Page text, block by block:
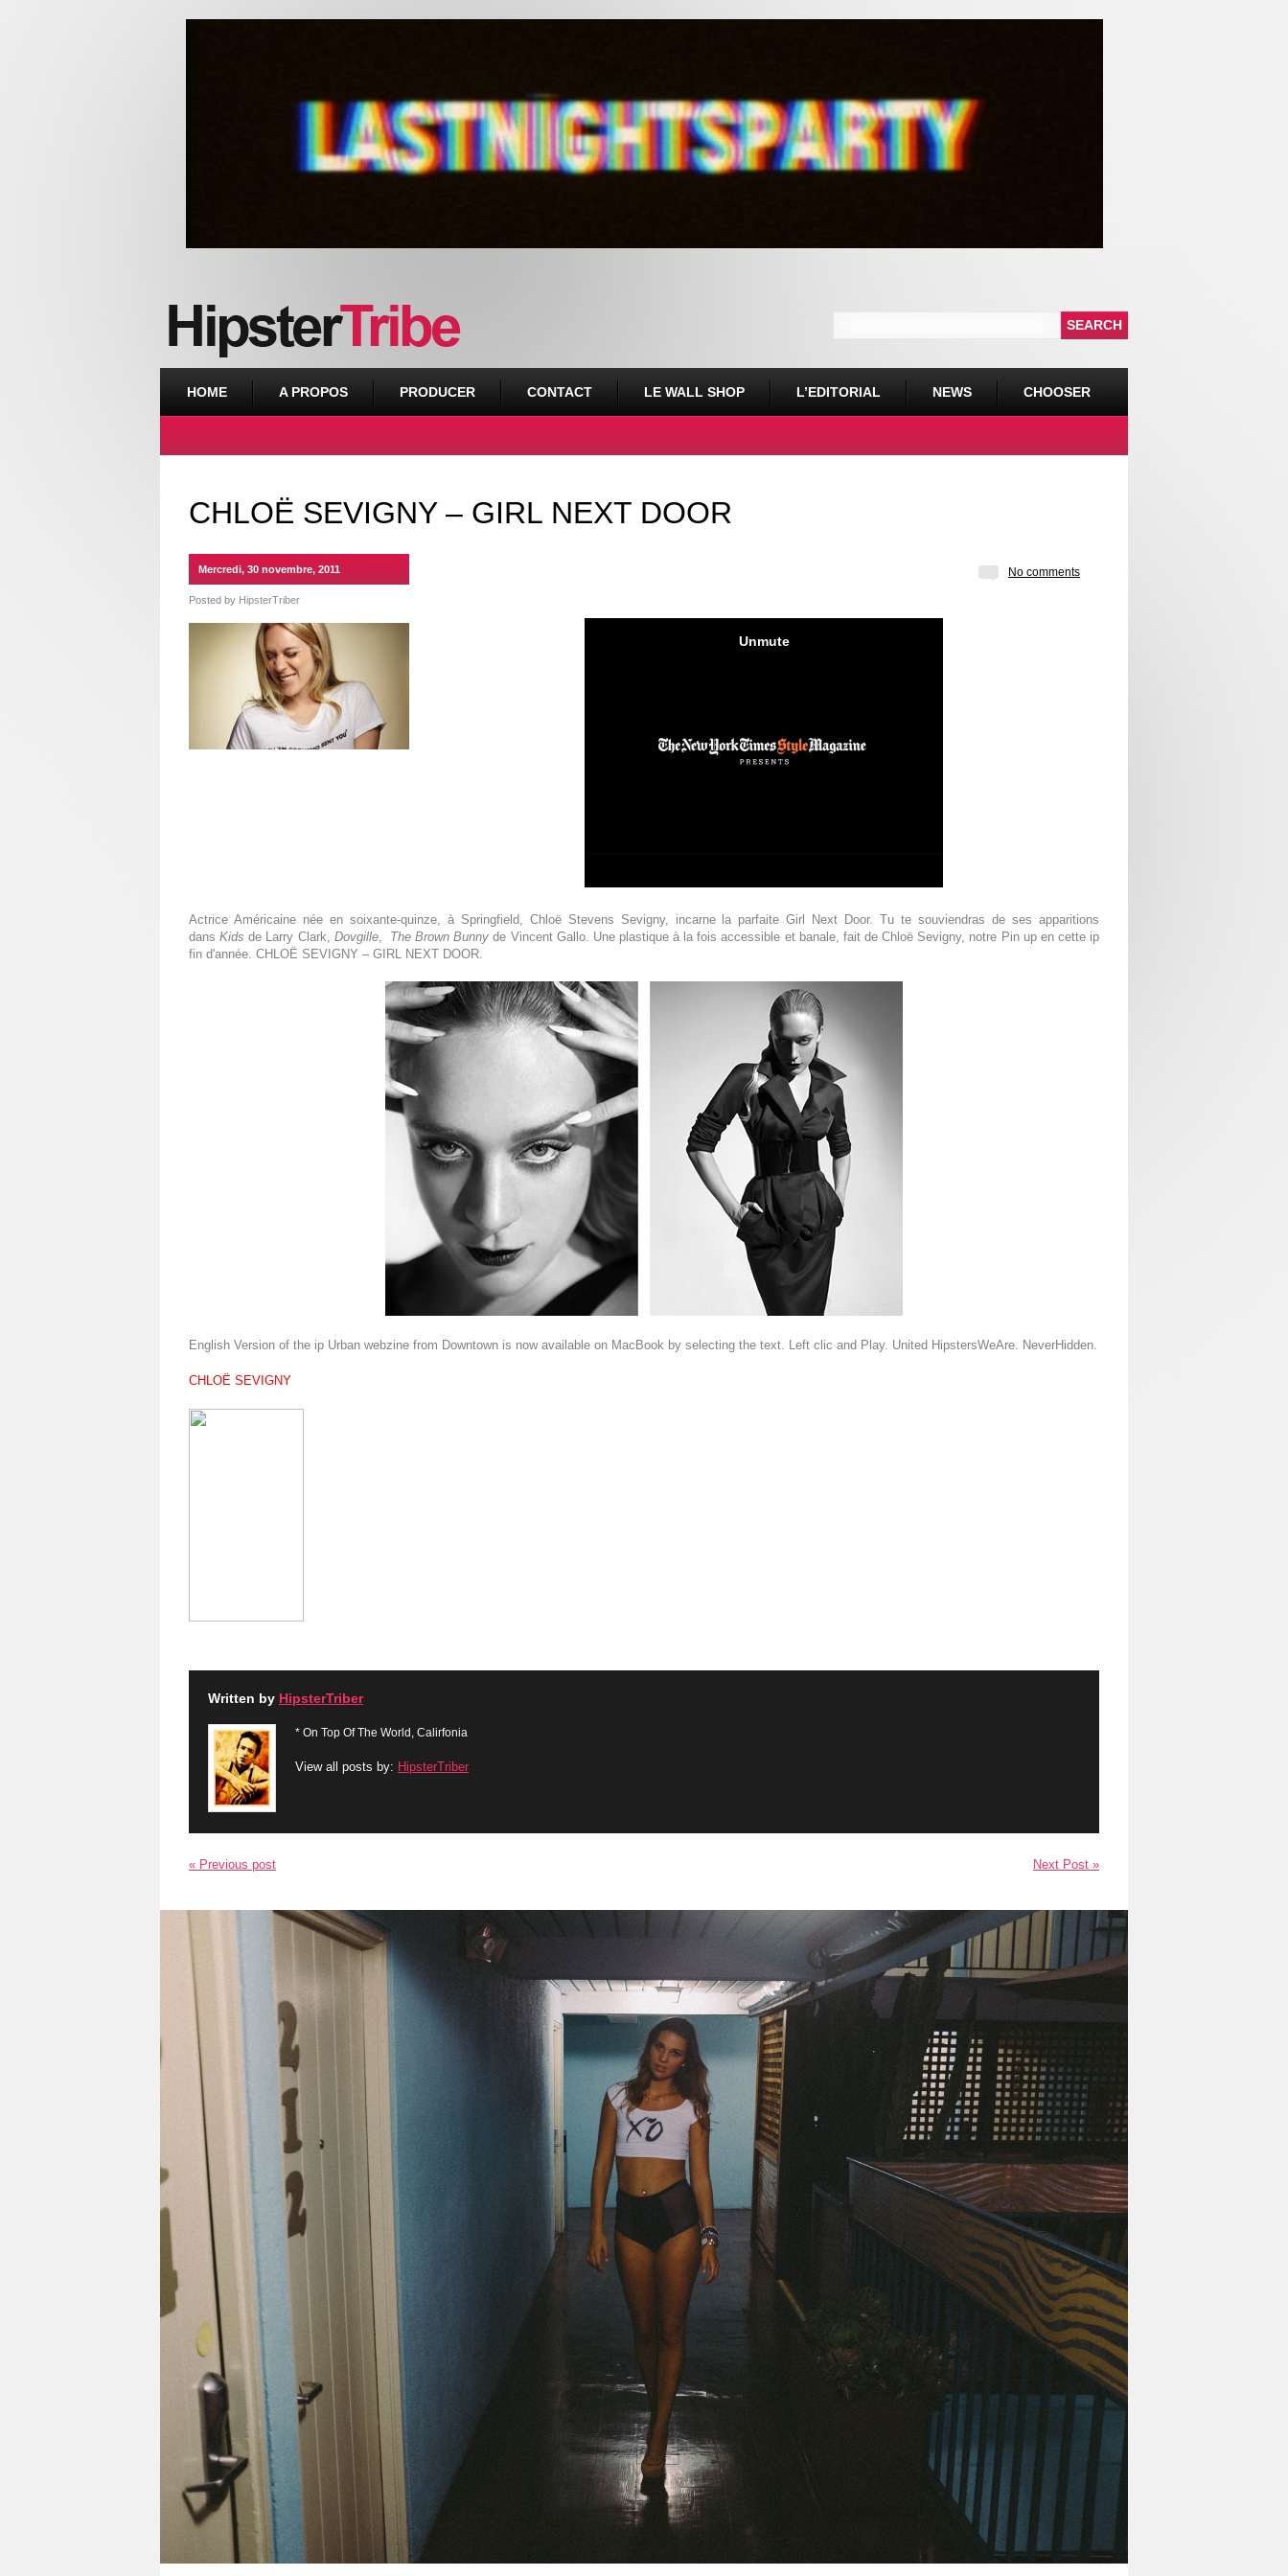
HOME A PROPOS PRODUCER CONTACT LE WALL SHOP L’EDITORIAL NEWS CHOOSER
CHLOË SEVIGNY – GIRL NEXT DOOR
No comments
Mercredi, 30 novembre, 2011
Posted by HipsterTriber
Actrice Américaine née en soixante-quinze, à Springfield, Chloë Stevens Sevigny, incarne la parfaite Girl Next Door. Tu te souviendras de ses apparitions
dansKids de Larry Clark, Dovgille, The Brown Bunny de Vincent Gallo. Une plastique à la fois accessible et banale, fait de Chloë Sevigny, notre Pin up en cette ip
fin d'année. CHLOË SEVIGNY – GIRL NEXT DOOR.
English Version of the ip Urban webzine from Downtown is now available on MacBook by selecting the text. Left clic and Play. United HipstersWeAre. NeverHidden.
CHLOË SEVIGNY
Written by HipsterTriber
* On Top Of The World, Calirfonia
View all posts by: HipsterTriber
« Previous post Next Post »